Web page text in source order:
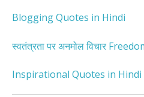
Blogging Quotes in Hindi
स्वतंत्रता पर अनमोल विचार
Inspirational Quotes in Hindi